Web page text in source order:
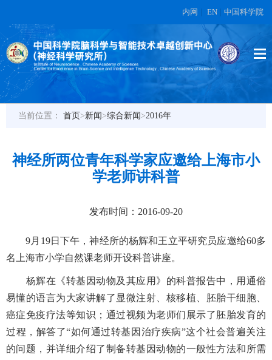
内网 EN 中国科学院
当前位置： 首页>新闻>综合新闻>2016年
神经所两位青年科学家应邀给上海市小
学老师讲科普
发布时间：2016-09-20
9月19日下午，神经所的杨辉和王立平研究员应邀给60多
名上海市小学自然课老师开设科普讲座。
杨辉在《转基因动物及其应用》的科普报告中，用通俗
易懂的语言为大家讲解了显微注射、核移植、胚胎干细胞、
癌症免疫疗法等知识；通过视频为老师们展示了胚胎发育的
过程，解答了“如何通过转基因治疗疾病”这个社会普遍关注
的问题，并详细介绍了制备转基因动物的一般性方法和所需